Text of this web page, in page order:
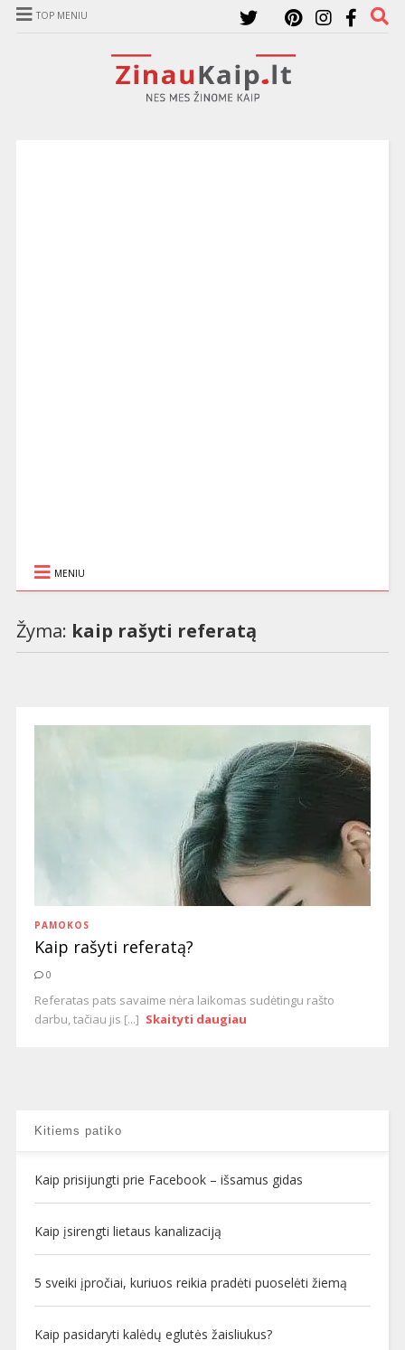
TOP MENIU
MENIU
Žyma: kaip rašyti referatą
PAMOKOS
Kaip rašyti referatą?
0
Referatas pats savaime nėra laikomas sudėtingu rašto
darbu, tačiau jis [...] Skaityti daugiau
Kitiems patiko
Kaip prisijungti prie Facebook – išsamus gidas
Kaip įsirengti lietaus kanalizaciją
5 sveiki įpročiai, kuriuos reikia pradėti puoselėti žiemą
Kaip pasidaryti kalėdų eglutės žaisliukus?